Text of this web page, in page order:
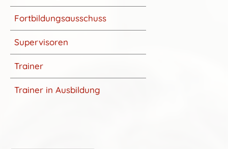
Fortbildungsausschuss
Supervisoren
Trainer
Trainer in Ausbildung